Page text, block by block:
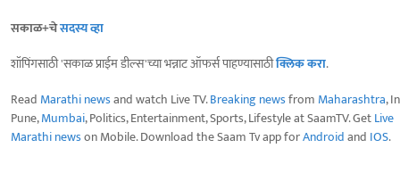
सकाळ+चेसदस्य व्हा
शॉपिंगसाठी 'सकाळ प्राईम डील्स'च्या भन्नाट ऑफर्स पाहण्यासाठीक्लिक करा.
Read Marathi newsand watch Live TV.Breaking newsfrom Maharashtra,
Pune,Mumbai, Politics, Entertainment, Sports, Lifestyle at SaamTV. GetLive
Marathi newson Mobile. Download the Saam Tv app forAndroidand IOS.